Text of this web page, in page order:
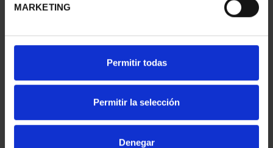
MARKETING
Permitir todas
Permitir la selección
Denegar
Sólo para usuarios
Sólo para usuarios
registrados